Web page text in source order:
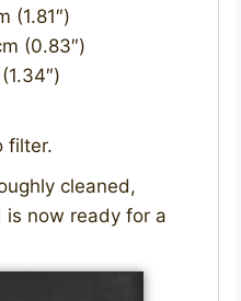
(1.81″)
(0.83″)
filter.
cleaned,
is now ready for a